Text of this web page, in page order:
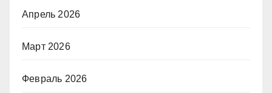
Апрель 2026
Март 2026
Февраль 2026